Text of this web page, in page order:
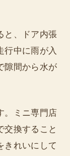
と、ドア内張
行中に雨が入
隙間から水が
。ミニ専門店
交換すること
きれいにして